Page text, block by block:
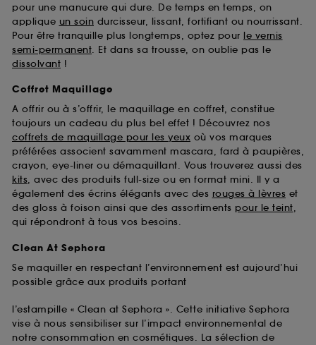
pour une manucure qui dure. De temps en temps, on
applique un soin durcisseur, lissant, fortifiant ou nourrissant.
Pour être tranquille plus longtemps, optez pour le vernis
semi-permanent. Et dans sa trousse, on oublie pas le
dissolvant !
Coffret Maquillage
A offrir ou à s’offrir, le maquillage en coffret, constitue
toujours un cadeau du plus bel effet ! Découvrez nos
coffrets de maquillage pour les yeux où vos marques
préférées associent savamment mascara, fard à paupières,
crayon, eye-liner ou démaquillant. Vous trouverez aussi des
kits, avec des produits full-size ou en format mini. Il y a
également des écrins élégants avec des rouges à lèvres et
des gloss à foison ainsi que des assortiments pour le teint,
qui répondront à tous vos besoins.
Clean At Sephora
Se maquiller en respectant l’environnement est aujourd’hui
possible grâce aux produits portant
l’estampille « Clean at Sephora ». Cette initiative Sephora
vise à nous sensibiliser sur l’impact environnemental de
notre consommation en cosmétiques. La sélection de